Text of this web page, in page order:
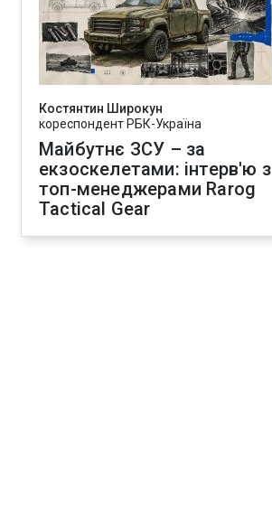
Костянтин Широкун
кореспондент РБК-Україна
Майбутнє ЗСУ – за
екзоскелетами: інтерв'ю з
топ-менеджерами Rarog
Tactical Gear